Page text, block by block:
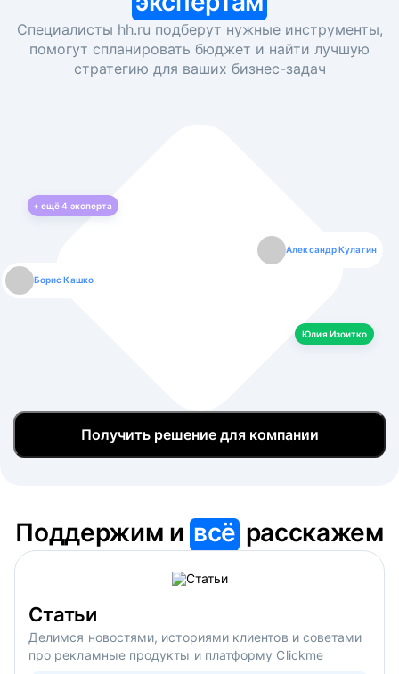
Специалисты hh.ru подберут нужные инструменты,
помогут спланировать бюджет и найти лучшую
стратегию для ваших бизнес-задач
+ ещё4 эксперта
Борис Кашко
Александр Кулагин
Юлия Изоитко
Юлия Изоитко
Даниил Макаров
Александр Кулагин
Екатерина Лазаренко
Даниил Макаров
Борис Кашко
Екатерина Лазаренко
Юлия Изоитко
Получить решение для компании
Поддержим ивсё расскажем
Статьи
Делимся новостями, историями клиентов и советами
про рекламные продукты и платформу Clickme